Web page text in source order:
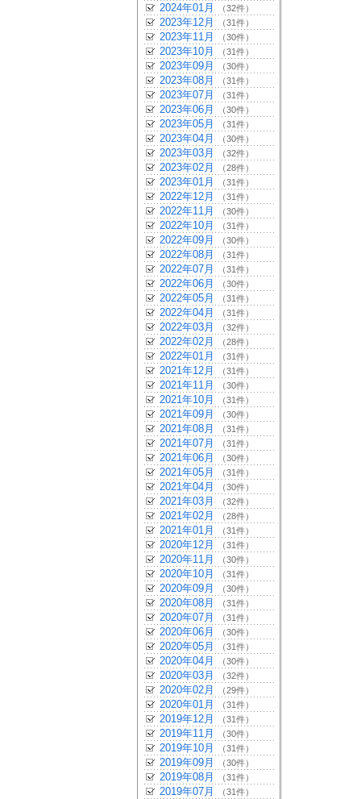
2024年01月 （32件）
2023年12月 （31件）
2023年11月 （30件）
2023年10月 （31件）
2023年09月 （30件）
2023年08月 （31件）
2023年07月 （31件）
2023年06月 （30件）
2023年05月 （31件）
2023年04月 （30件）
2023年03月 （32件）
2023年02月 （28件）
2023年01月 （31件）
2022年12月 （31件）
2022年11月 （30件）
2022年10月 （31件）
2022年09月 （30件）
2022年08月 （31件）
2022年07月 （31件）
2022年06月 （30件）
2022年05月 （31件）
2022年04月 （31件）
2022年03月 （32件）
2022年02月 （28件）
2022年01月 （31件）
2021年12月 （31件）
2021年11月 （30件）
2021年10月 （31件）
2021年09月 （30件）
2021年08月 （31件）
2021年07月 （31件）
2021年06月 （30件）
2021年05月 （31件）
2021年04月 （30件）
2021年03月 （32件）
2021年02月 （28件）
2021年01月 （31件）
2020年12月 （31件）
2020年11月 （30件）
2020年10月 （31件）
2020年09月 （30件）
2020年08月 （31件）
2020年07月 （31件）
2020年06月 （30件）
2020年05月 （31件）
2020年04月 （30件）
2020年03月 （32件）
2020年02月 （29件）
2020年01月 （31件）
2019年12月 （31件）
2019年11月 （30件）
2019年10月 （31件）
2019年09月 （30件）
2019年08月 （31件）
2019年07月 （31件）